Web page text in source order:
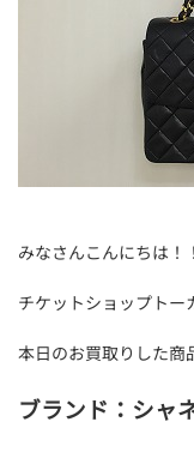
みなさんこんにちは！！
チケットショップトー
本日のお買取りした商
ブランド：シャ